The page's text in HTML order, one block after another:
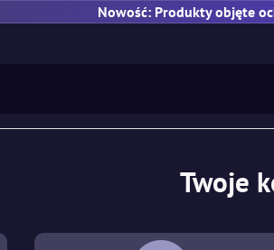
Nowość: Produkty objęte
Twoje